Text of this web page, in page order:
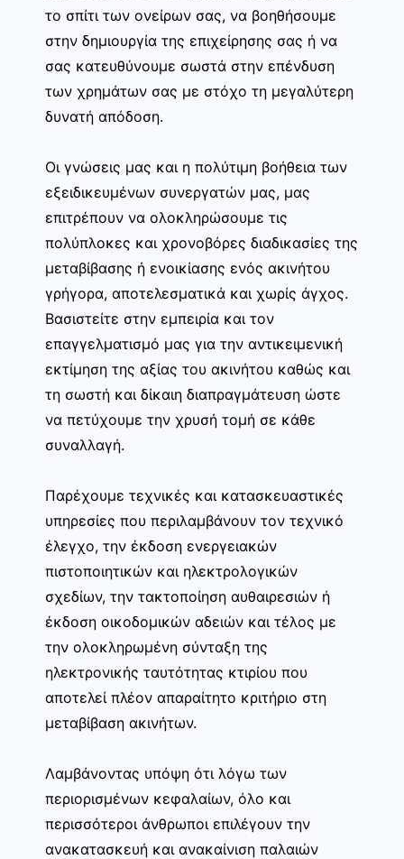
το σπίτι των ονείρων σας, να βοηθήσουμε
στην δημιουργία της επιχείρησης σας ή να
σας κατευθύνουμε σωστά στην επένδυση
των χρημάτων σας με στόχο τη μεγαλύτερη
δυνατή απόδοση.
Οι γνώσεις μας και η πολύτιμη βοήθεια των
εξειδικευμένων συνεργατών μας, μας
επιτρέπουν να ολοκληρώσουμε τις
πολύπλοκες και χρονοβόρες διαδικασίες της
μεταβίβασης ή ενοικίασης ενός ακινήτου
γρήγορα, αποτελεσματικά και χωρίς άγχος.
Βασιστείτε στην εμπειρία και τον
επαγγελματισμό μας για την αντικειμενική
εκτίμηση της αξίας του ακινήτου καθώς και
τη σωστή και δίκαιη διαπραγμάτευση ώστε
να πετύχουμε την χρυσή τομή σε κάθε
συναλλαγή.
Παρέχουμε τεχνικές και κατασκευαστικές
υπηρεσίες που περιλαμβάνουν τον τεχνικό
έλεγχο, την έκδοση ενεργειακών
πιστοποιητικών και ηλεκτρολογικών
σχεδίων, την τακτοποίηση αυθαιρεσιών ή
έκδοση οικοδομικών αδειών και τέλος με
την ολοκληρωμένη σύνταξη της
ηλεκτρονικής ταυτότητας κτιρίου που
αποτελεί πλέον απαραίτητο κριτήριο στη
μεταβίβαση ακινήτων.
Λαμβάνοντας υπόψη ότι λόγω των
περιορισμένων κεφαλαίων, όλο και
περισσότεροι άνθρωποι επιλέγουν την
ανακατασκευή και ανακαίνιση παλαιών